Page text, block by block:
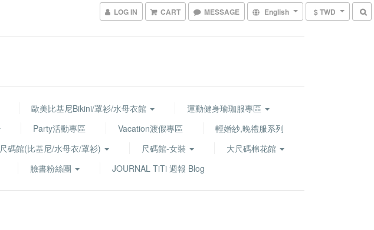
LOG IN CART MESSAGE English $ TWD
歐美比基尼Bikini/罩衫/水母衣館
運動健身瑜珈服專區
Party活動專區 Vacation渡假專區
輕婚紗,晚禮服系列
尺碼館(比基尼/水母衣/罩衫) 尺碼館-女裝
大尺碼棉花館
臉書粉絲團 JOURNAL TiTi 週報 Blog